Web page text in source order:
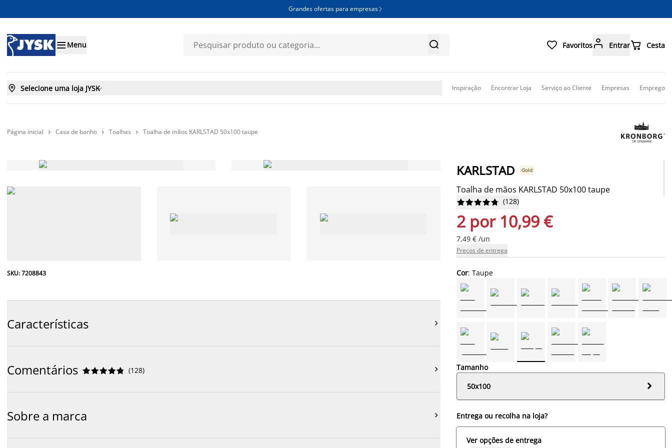
Grandes ofertas para empresas 
Menu   Favoritos Entrar Cesta
 Selecione uma loja JYSK Inspiração Encontrar Loja Serviço ao Cliente Empresas Emprego
Página inicial  Casa de banho  Toalhas  Toalha de mãos KARLSTAD 50x100 taupe
SKU: 7208843
Características 
Comentários 




 (128) 
Sobre a marca 
KARLSTAD Gold
Toalha de mãos KARLSTAD 50x100 taupe





 (128)
2 por 10,99 €
7,49 € /un
Preços de entrega
Cor: Taupe
Tamanho
50x100

Entrega ou recolha na loja?
Ver opções de entrega